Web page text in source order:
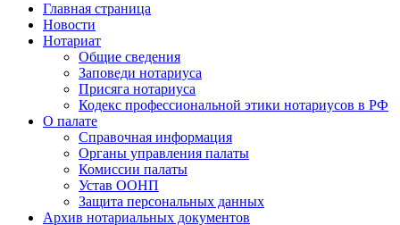
Главная страница
Новости
Нотариат
Общие сведения
Заповеди нотариуса
Присяга нотариуса
Кодекс профессиональной этики нотариусов в РФ
О палате
Справочная информация
Органы управления палаты
Комиссии палаты
Устав ООНП
Защита персональных данных
Архив нотариальных документов